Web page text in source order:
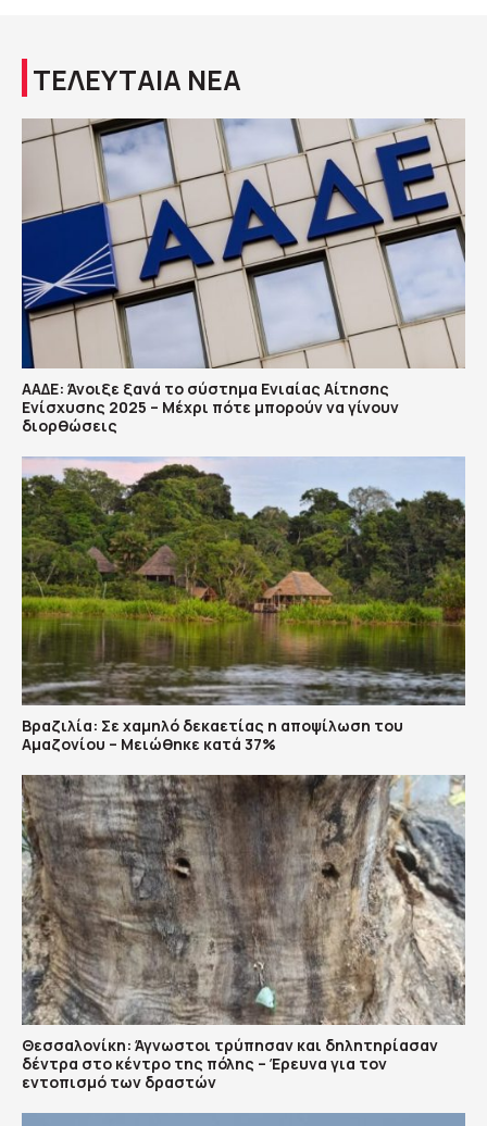
ΤΕΛΕΥΤΑΙΑ ΝΕΑ
ΑΑΔΕ: Άνοιξε ξανά το σύστημα Ενιαίας Αίτησης
Ενίσχυσης 2025 – Μέχρι πότε μπορούν να γίνουν
διορθώσεις
Βραζιλία: Σε χαμηλό δεκαετίας η αποψίλωση του
Αμαζονίου – Μειώθηκε κατά 37%
Θεσσαλονίκη: Άγνωστοι τρύπησαν και δηλητηρίασαν
δέντρα στο κέντρο της πόλης – Έρευνα για τον
εντοπισμό των δραστών